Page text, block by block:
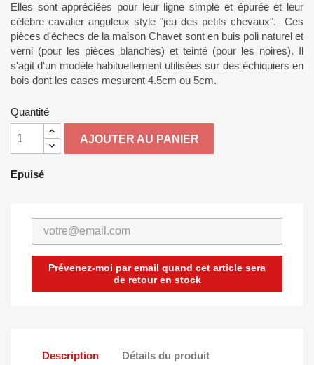
Elles sont appréciées pour leur ligne simple et épurée et leur
célèbre cavalier anguleux style "jeu des petits chevaux". Ces
pièces d'échecs de la maison Chavet sont en buis poli naturel et
verni (pour les pièces blanches) et teinté (pour les noires). Il
s'agit d'un modèle habituellement utilisées sur des échiquiers en
bois dont les cases mesurent 4.5cm ou 5cm.
Quantité
AJOUTER AU PANIER
Epuisé
Prévenez-moi par email quand cet article sera
de retour en stock
Description Détails du produit